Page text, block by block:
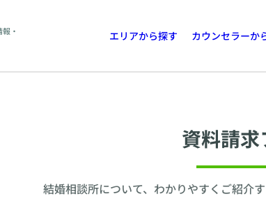
・
エリアから探す カウンセラーか
資料請
結婚相談所について、わかりやすくご紹介